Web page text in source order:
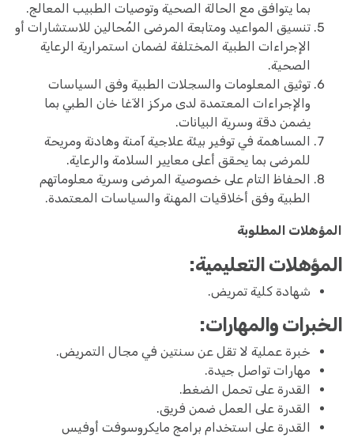
بما يتوافق مع الحالة الصحية وتوصيات الطبيب المعالج.
تنسيق المواعيد ومتابعة المرضى المُحالين للاستشارات أو
الإجراءات الطبية المختلفة لضمان استمرارية الرعاية
الصحية.
توثيق المعلومات والسجلات الطبية وفق السياسات
والإجراءات المعتمدة لدى مركز الآغا خان الطبي بما
يضمن دقة وسرية البيانات.
المساهمة في توفير بيئة علاجية آمنة وهادنة ومريحة
للمرضى بما يحقق أعلى معايير السلامة والرعاية.
الحفاظ التام على خصوصية المرضى وسرية معلوماتهم
الطبية وفق أخلاقيات المهنة والسياسات المعتمدة.
المؤهلات المطلوبة
المؤهلات التعليمية:
شهادة كلية تمريض.
الخبرات والمهارات:
خبرة عملية لا تقل عن سنتين في مجال التمريض.
مهارات تواصل جيدة.
القدرة على تحمل الضغط.
القدرة على العمل ضمن فريق.
القدرة على استخدام برامج مايكروسوفت أوفيس